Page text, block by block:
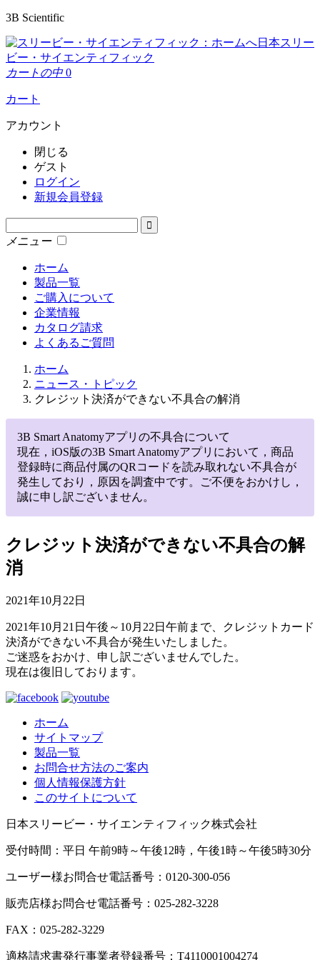
3B Scientific
日本スリー
ビー・サイエンティフィック
カートの中 0
カート
アカウント
閉じる
ゲスト
ログイン
新規会員登録
メニュー
ホーム
製品一覧
ご購入について
企業情報
カタログ請求
よくあるご質問
ホーム
ニュース・トピック
クレジット決済ができない不具合の解消
3B Smart Anatomyアプリの不具合について
現在，iOS版の3B Smart Anatomyアプリにおいて，商品
登録時に商品付属のQRコードを読み取れない不具合が
発生しており，原因を調査中です。ご不便をおかけし，
誠に申し訳ございません。
クレジット決済ができない不具合の解
消
2021年10月22日
2021年10月21日午後～10月22日午前まで、クレジットカード
決済ができない不具合が発生いたしました。
ご迷惑をおかけ、申し訳ございませんでした。
現在は復旧しております。
ホーム
サイトマップ
製品一覧
お問合せ方法のご案内
個人情報保護方針
このサイトについて
日本スリービー・サイエンティフィック株式会社
受付時間：平日 午前9時～午後12時，午後1時～午後5時30分
ユーザー様お問合せ電話番号：0120-300-056
販売店様お問合せ電話番号：025-282-3228
FAX：025-282-3229
適格請求書発行事業者登録番号：T4110001004274